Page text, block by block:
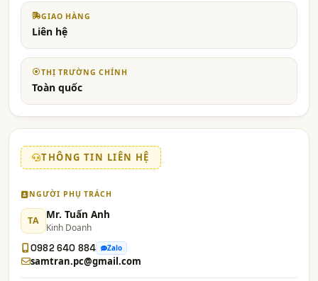
GIAO HÀNG
Liên hệ
THỊ TRƯỜNG CHÍNH
Toàn quốc
THÔNG TIN LIÊN HỆ
NGƯỜI PHỤ TRÁCH
TA Mr. Tuấn Anh
Kinh Doanh
0982 640 884
Zalo
samtran.pc@gmail.com